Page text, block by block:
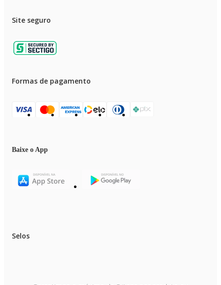
Site seguro
Formas de pagamento
Baixe o App
Selos